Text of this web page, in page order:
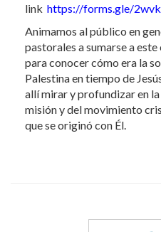
link https://forms.gle/
Animamos al público en
pastorales a sumarse a este
para conocer cómo era la
Palestina en tiempo de
allí mirar y profundizar en
misión y del movimiento
que se originó con Él.